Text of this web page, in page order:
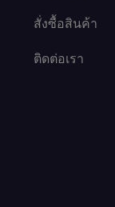
สั่งซื้อสินค้า
ติดต่อเรา